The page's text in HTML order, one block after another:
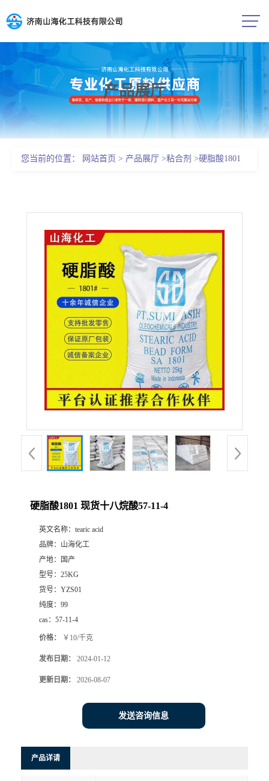
公司首页
产品展厅
证书荣誉
产品展厅
您当前的位置： 网站首页 > 产品展厅 >粘合剂 >硬脂酸1801
硬脂酸1801 现货十八烷酸57-11-4
英文名称： tearic acid
品牌： 山海化工
产地：
国产
型号： 25KG
货号： YZS01
纯度： 99
cas： 57-11-4
价格： ￥10/千克
发布日期： 2024-01-12
更新日期： 2026-08-07
发送咨询信息
产品详请